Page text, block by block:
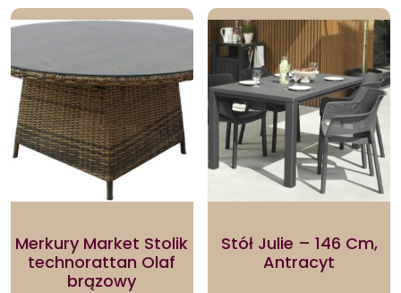
Merkury Market Stolik
technorattan Olaf
brązowy
Stół Julie – 146 Cm,
Antracyt